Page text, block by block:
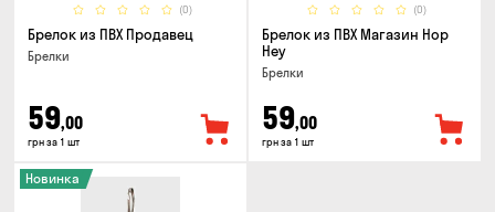
(0)
Брелок из ПВХ Продавец
Брелки
59,00
грн за 1 шт
(0)
Брелок из ПВХ Магазин Hop
Hey
Брелки
59,00
грн за 1 шт
Новинка